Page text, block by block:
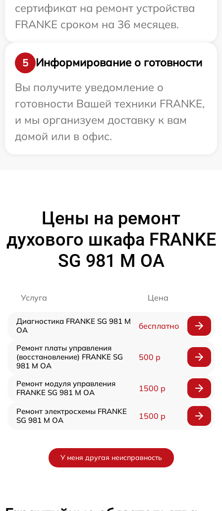
сертификат на ремонт устройства
FRANKE сроком на 36 месяцев.
5
Информирование о готовности
Вы получите уведомление о
готовности Вашей техники FRANKE,
и мы организуем доставку к вам
домой или в офис.
Цены на ремонт
духового шкафа FRANKE
SG 981 M OA
Услуга Цена
Диагностика FRANKE SG 981 M
OA
бесплатно
Ремонт платы управления
(восстановление) FRANKE SG
981 M OA
500 р
Ремонт модуля управления
FRANKE SG 981 M OA
1500 р
Ремонт электросхемы FRANKE
SG 981 M OA
1500 р
У меня другая неисправность